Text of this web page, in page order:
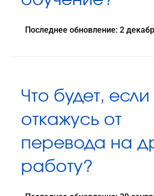
Последнее обновление: 2
Что будет, если
откажусь от
перевода на
работу?